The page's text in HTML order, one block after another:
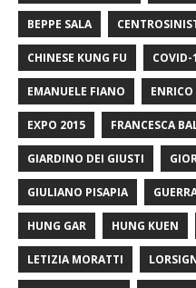
BEPPE SALA
CHINESE KUNG FU COVID-
EMANUELE FIANO
EXPO 2015 FRANCESCA
GIARDINO DEI GIUSTI
GIULIANO PISAPIA
HUNG GAR HUNG KUEN
LETIZIA MORATTI